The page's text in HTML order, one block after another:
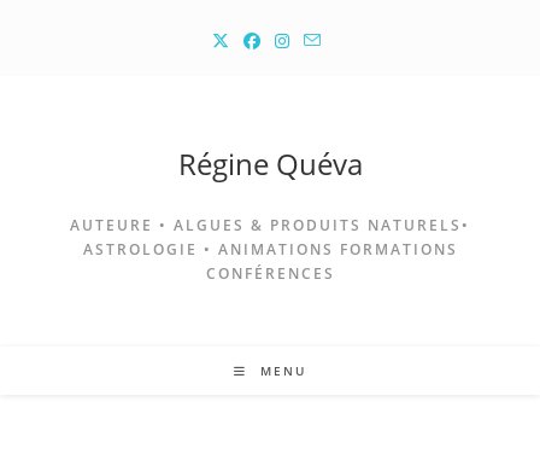
Régine Quéva
AUTEURE • ALGUES & PRODUITS NATURELS•
ASTROLOGIE • ANIMATIONS FORMATIONS
CONFÉRENCES
MENU